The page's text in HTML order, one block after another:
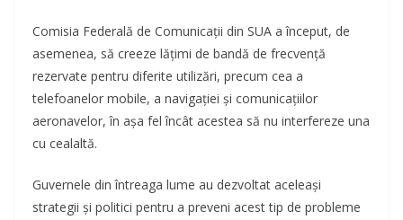
Comisia Federală de Comunicații din SUA a început, de
asemenea, să creeze lățimi de bandă de frecvență
rezervate pentru diferite utilizări, precum cea a
telefoanelor mobile, a navigației și comunicațiilor
aeronavelor, în așa fel încât acestea să nu interfereze una
cu cealaltă.
Guvernele din întreaga lume au dezvoltat aceleași
strategii și politici pentru a preveni acest tip de probleme